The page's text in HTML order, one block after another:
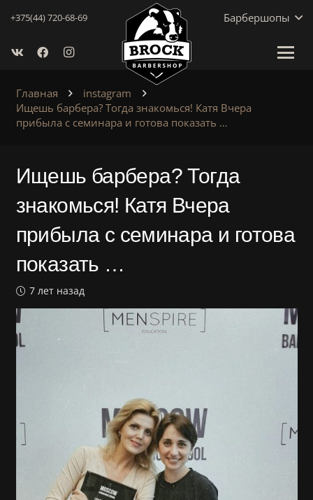
+375(44) 720-68-69 Барбершопы
Главная
instagram
Ищешь барбера? Тогда знакомься! Катя Вчера
прибыла с семинара и готова показать …
Ищешь барбера? Тогда
знакомься! Катя Вчера
прибыла с семинара и готова
показать …
7 лет назад